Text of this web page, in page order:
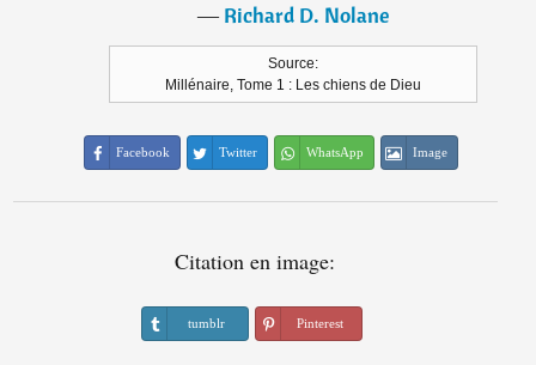
―Richard D. Nolane
Source:
Millénaire, Tome 1 : Les chiens de Dieu
Facebook Twitter WhatsApp Image
Citation en image:
tumblr Pinterest